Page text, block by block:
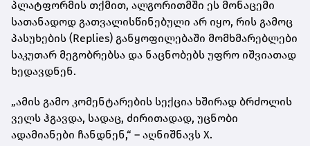
პლატფორმის თქმით, ალგორითმში ეს მონაცემი
სათანადოდ გათვალისწინებული არ იყო, რის გამოც
პასუხების (Replies) განყოფილებაში მომხმარებლები
საკუთარ მეგობრებსა და ნაცნობებს უფრო იშვიათად
ხედავდნენ.
„ამის გამო კომენტარების სექცია ხშირად ბრძოლის
ველს ჰგავდა, სადაც, ძირითადად, უცნობი
ადამიანები ჩანდნენ,“ – აღნიშნავს X.